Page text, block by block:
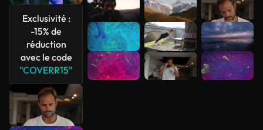
Exclusivité :
-15% de
réduction
avec le code
"COVERR15"
Voir plus